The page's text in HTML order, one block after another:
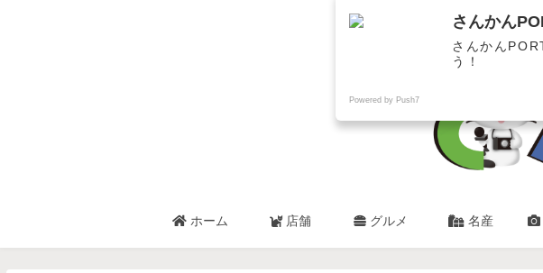
三豊
ホーム 店舗 グルメ 名産
さんかん
さんかん
う！
Powered by Push7